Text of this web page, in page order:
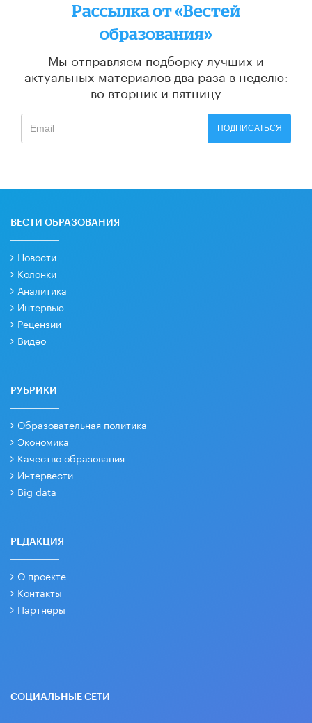
Рассылка от «Вестей
образования»
Мы отправляем подборку лучших и
актуальных материалов два раза в неделю:
во вторник и пятницу
ПОДПИСАТЬСЯ
ВЕСТИ ОБРАЗОВАНИЯ
Новости
Колонки
Аналитика
Интервью
Рецензии
Видео
РУБРИКИ
Образовательная политика
Экономика
Качество образования
Интервести
Big data
РЕДАКЦИЯ
О проекте
Контакты
Партнеры
СОЦИАЛЬНЫЕ СЕТИ